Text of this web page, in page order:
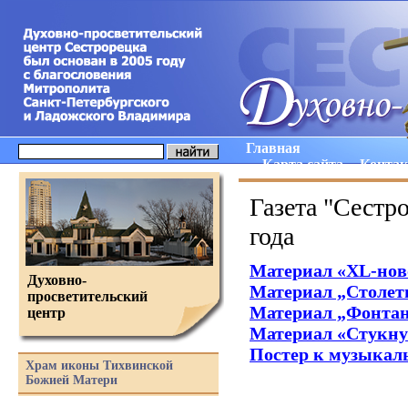
Главная
Карта сайта
Газета
года
Материал «XL-
Материал
Материал „Фонтан
Материал «
Постер к
Духовно-
просветительский
центр
Храм иконы Тихвинской
Божией Матери